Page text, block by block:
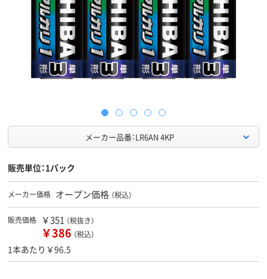
メーカー品番：LR6AN 4KP
販売単位：1パック
メーカー価格 オープン価格 （税込）
販売価格 ￥351 （税抜き）
￥386 （税込）
1本あたり￥96.5